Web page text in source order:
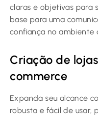
claras e objetivas para
base para uma
confiança no ambiente
Criação de
commerce
Expanda seu alcance
robusta e fácil de usar,